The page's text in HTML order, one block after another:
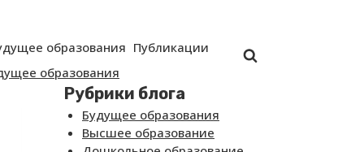
образования Публикации
образования
Рубрики блога
Будущее образования
Высшее образование